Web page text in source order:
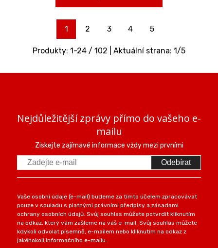
1 2 3 4 5
Produkty: 1-24 / 102 | Aktuální strana: 1/5
Nejdůležitější zprávy přímo do vašeho e-
mailu
Ziskejte zajímavé informace vždy mezi prvními
Odebírat
Vaše osobní údaje (e-mail) budeme za tímto účelem zpracovávat
pouze v souladu s platnými právními předpisy a zásadami
ochrany osobních údajů. Svůj souhlas můžete potvrdit kliknutím
na odkaz, který vám zašleme na váš e-mail. Svůj souhlas můžete
kdykoli odvolat písemně, e-mailem nebo kliknutím na odkaz z
jakéhokoli informačního e-mailu.